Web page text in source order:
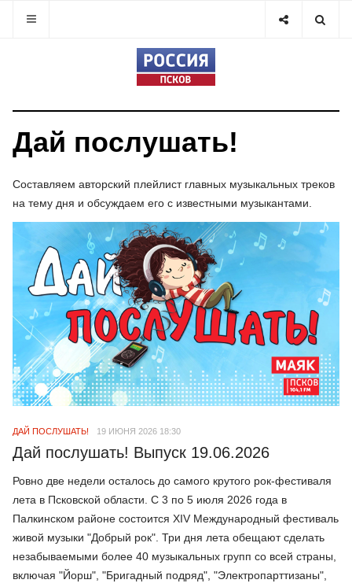
Дай послушать!
Составляем авторский плейлист главных музыкальных треков
на тему дня и обсуждаем его с известными музыкантами.
ДАЙ ПОСЛУШАТЬ! 19 ИЮНЯ 2026 18:30
Дай послушать! Выпуск 19.06.2026
Ровно две недели осталось до самого крутого рок-фестиваля
лета в Псковской области. С 3 по 5 июля 2026 года в
Палкинском районе состоится XIV Международный фестиваль
живой музыки "Добрый рок". Три дня лета обещают сделать
незабываемыми более 40 музыкальных групп со всей страны,
включая "Йорш", "Бригадный подряд", "Электропарттизаны",